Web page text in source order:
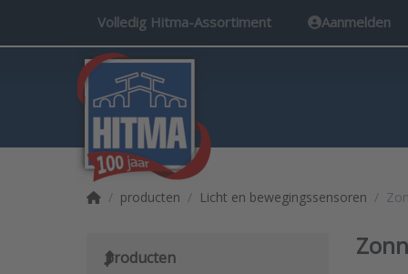
Volledig Hitma-Assortiment Aanmelden
Startpagina
producten Licht en bewegingssensoren
producten